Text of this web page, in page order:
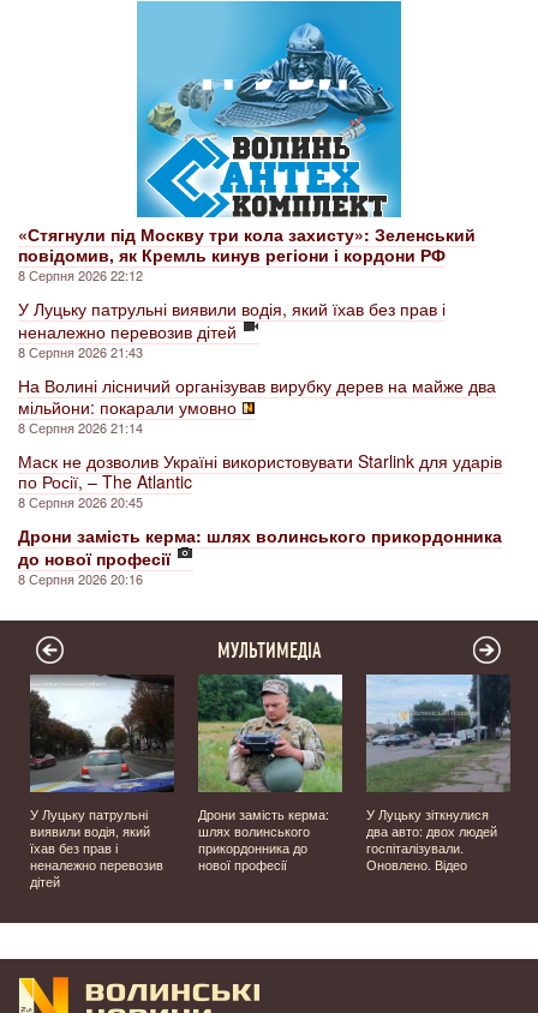
«Стягнули під Москву три кола захисту»: Зеленський
повідомив, як Кремль кинув регіони і кордони РФ
8 Серпня 2026 22:12
У Луцьку патрульні виявили водія, який їхав без прав і
неналежно перевозив дітей
8 Серпня 2026 21:43
На Волині лісничий організував вирубку дерев на майже два
мільйони: покарали умовно
8 Серпня 2026 21:14
Маск не дозволив Україні використовувати Starlink для ударів
по Росії, – The Atlantic
8 Серпня 2026 20:45
Дрони замість керма: шлях волинського прикордонника
до нової професії
8 Серпня 2026 20:16
МУЛЬТИМЕДІА
У Луцьку патрульні
виявили водія, який
їхав без прав і
неналежно перевозив
дітей
Дрони замість керма:
шлях волинського
прикордонника до
нової професії
У Луцьку зіткнулися
два авто: двох людей
госпіталізували.
Оновлено. Відео